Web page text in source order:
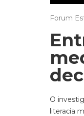
Forum
O
literacia